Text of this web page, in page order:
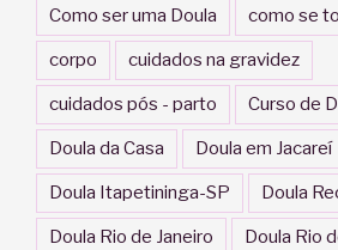
Como ser uma Doula como se
corpo cuidados na gravidez
cuidados pós - parto Curso de
Doula da Casa Doula em Jacareí
Doula Itapetininga-SP Doula
Doula Rio de Janeiro Doula Rio